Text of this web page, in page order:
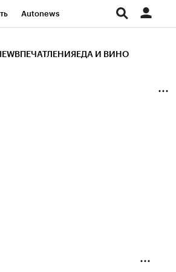
Autonews
ВПЕЧАТЛЕНИЯ ЕДА И ВИНО